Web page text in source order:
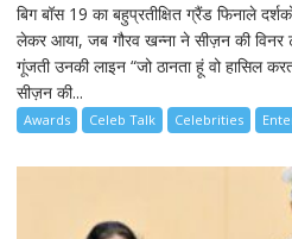
बिग बॉस 19 का बहुप्रतीक्षित ग्रैंड फिनाले
लेकर आया, जब गौरव खन्ना ने सीज़न की
गूंजती उनकी लाइन “जो ठानता हूं वो हासिल
सीज़न की...
Awards Celeb Talk Celebrities